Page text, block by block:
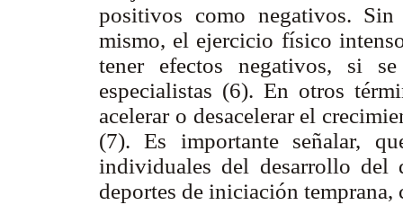
positivos como negativos.
mismo, el ejercicio físico
tener efectos negativos, si
especialistas (6). En otros
acelerar o desacelerar el
(7). Es importante señalar,
individuales del desarrollo del
deportes de iniciación